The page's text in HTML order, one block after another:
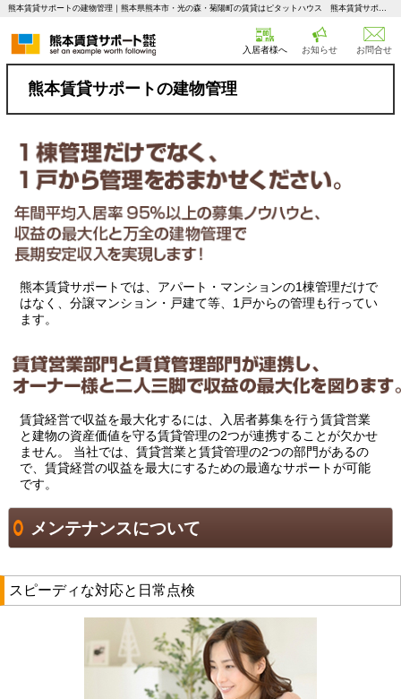
熊本賃貸サポートの建物管理｜熊本県熊本市・光の森・菊陽町の賃貸はピタットハウス 熊本賃貸サポート
入居者様へ お知らせ お問合せ
熊本賃貸サポートの建物管理
熊本賃貸サポートでは、アパート・マンションの1棟管理だけで
はなく、分譲マンション・戸建て等、1戸からの管理も行ってい
ます。
賃貸経営で収益を最大化するには、入居者募集を行う賃貸営業
と建物の資産価値を守る賃貸管理の2つが連携することが欠かせ
ません。 当社では、賃貸営業と賃貸管理の2つの部門があるの
で、賃貸経営の収益を最大にするための最適なサポートが可能
です。
メンテナンスについて
スピーディな対応と日常点検